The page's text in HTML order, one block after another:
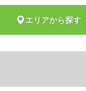
エリアから探す